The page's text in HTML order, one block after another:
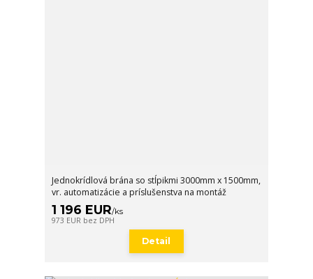
Jednokrídlová brána so stĺpikmi 3000mm x 1500mm,
vr. automatizácie a príslušenstva na montáž
1 196 EUR/ks
973 EUR bez DPH
Detail